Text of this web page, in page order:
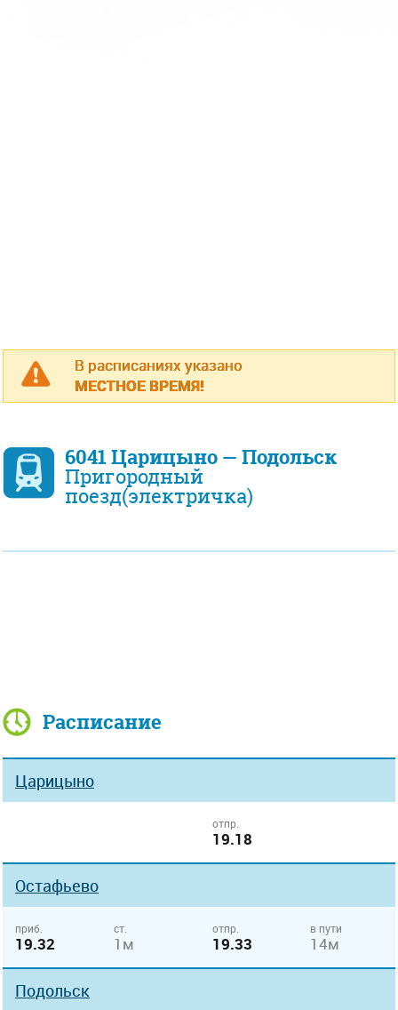
В расписаниях указано
МЕСТНОЕ ВРЕМЯ!
6041 Царицыно — Подольск
Пригородный
поезд(электричка)
Расписание
Царицыно
отпр.
19.18
Остафьево
приб.
19.32
ст.
1м
отпр.
19.33
в пути
14м
Подольск